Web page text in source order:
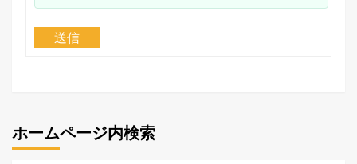
送信
ホームページ内検索